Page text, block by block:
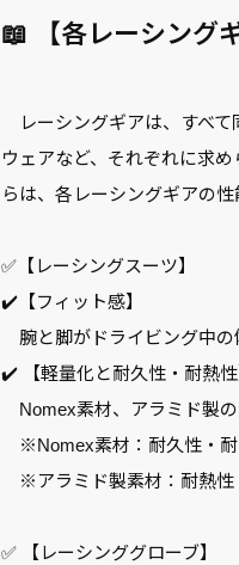
📖 【各レーシング
レーシングギアは、すべて
ウェアなど、それぞれに求
らは、各レーシングギアの
✅【レーシングスーツ】
✔️【フィット感】
腕と脚がドライビング中の
✔️ 【軽量化と耐久性・耐熱性
Nomex素材、アラミド製
※Nomex素材：耐久性・
※アラミド製素材：耐熱性
✅ 【レーシンググローブ】